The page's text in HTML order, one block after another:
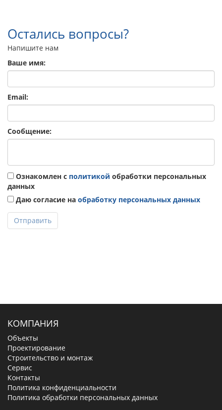
Остались вопросы?
Напишите нам
Ваше имя:
Email:
Сообщение:
Ознакомлен с политикой обработки персональных
данных
Даю согласие на обработку персональных данных
Отправить
КОМПАНИЯ
Объекты
Проектирование
Строительство и монтаж
Сервис
Контакты
Политика конфиденциальности
Политика обработки персональных данных